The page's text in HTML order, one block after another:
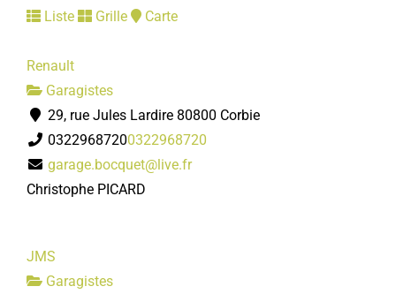
Liste Grille Carte
Renault
Garagistes
29, rue Jules Lardire 80800 Corbie
03229687200322968720
garage.bocquet@live.fr
Christophe PICARD
JMS
Garagistes